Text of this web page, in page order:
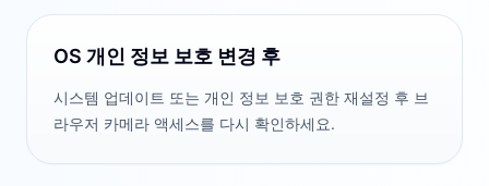
OS 개인 정보 보호 변경 후
시스템 업데이트 또는 개인 정보 보호 권한 재설정 후 브
라우저 카메라 액세스를 다시 확인하세요.